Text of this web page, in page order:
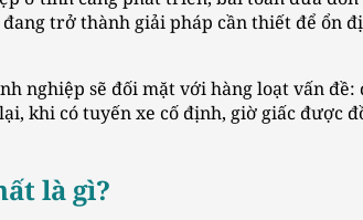
trở thành giải pháp cần thiết để ổn
nghiệp sẽ đối mặt với hàng loạt vấn
khi có tuyến xe cố định, giờ giấc được
là gì?